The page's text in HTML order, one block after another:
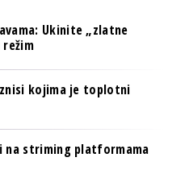
Ukinite „zlatne
kojima je toplotni
na striming platformama